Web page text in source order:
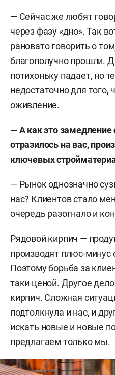
— Сейчас же любят
через фазу «дно». Так
рановато говорить о
благополучно прошли.
потихоньку падает, но
недостаточно для того,
оживление.
— А как это замедление
отразилось на вас,
ключевых
— Рынок однозначно
нас? Клиентов стало
очередь разогнало и
Рядовой кирпич —
производят плюс-минус
Поэтому борьба за
таки ценой. Другое
кирпич. Сложная
подтолкнула и нас, и
искать новые и новые
предлагаем только мы.